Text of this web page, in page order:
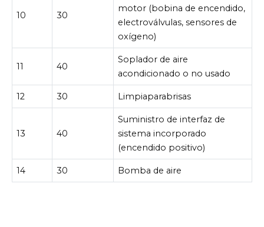
10 30
motor (bobina de encendido,
electroválvulas, sensores de
oxígeno)
11 40
Soplador de aire
acondicionado o no usado
12 30 Limpiaparabrisas
13 40
Suministro de interfaz de
sistema incorporado
(encendido positivo)
14 30 Bomba de aire